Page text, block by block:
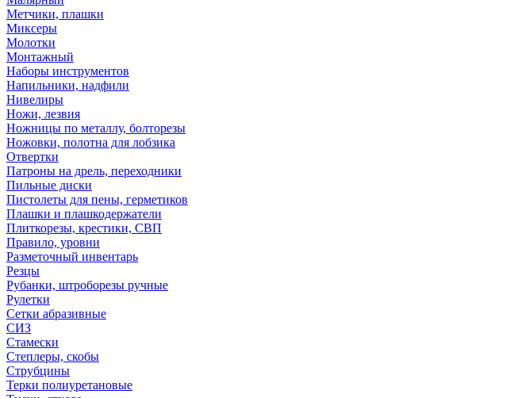
Метчики, плашки
Миксеры
Молотки
Монтажный
Наборы инструментов
Напильники, надфили
Нивелиры
Ножи, лезвия
Ножницы по металлу, болторезы
Ножовки, полотна для лобзика
Отвертки
Патроны на дрель, переходники
Пильные диски
Пистолеты для пены, герметиков
Плашки и плашкодержатели
Плиткорезы, крестики, СВП
Правило, уровни
Разметочный инвентарь
Резцы
Рубанки, штроборезы ручные
Рулетки
Сетки абразивные
СИЗ
Стамески
Степлеры, скобы
Струбцины
Терки полиуретановые